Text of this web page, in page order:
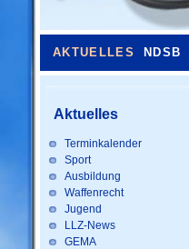
AKTUELLES NDSB
Aktuelles
Terminkalender
Sport
Ausbildung
Waffenrecht
Jugend
LLZ-News
GEMA